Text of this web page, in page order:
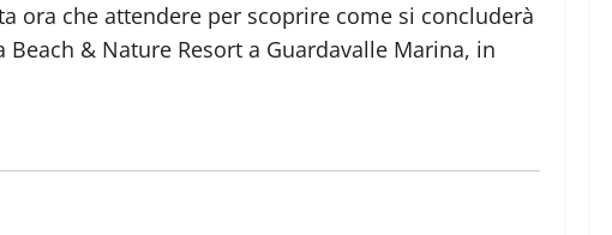
ora che attendere per scoprire come si concluderà
& Nature Resort a Guardavalle Marina, in